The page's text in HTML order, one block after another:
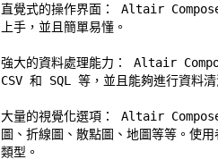
直覺式的操作界面： Altair
上手，並且簡單易懂。
強大的資料處理能力： Altair
CSV 和 SQL 等，並且能夠進行資料
大量的視覺化選項： Altair
圖、折線圖、散點圖、地圖等等。使
類型。